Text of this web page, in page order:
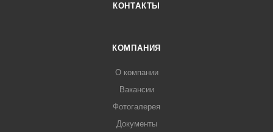
КОНТАКТЫ
КОМПАНИЯ
О компании
Вакансии
Фотогалерея
Документы